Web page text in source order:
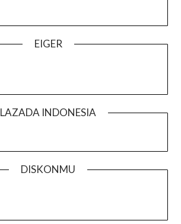
EIGER
LAZADA INDONESIA
DISKONMU